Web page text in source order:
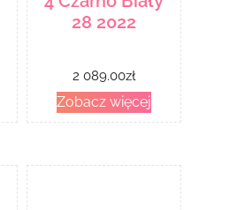
28 2022
2 089.00zł
Zobacz więcej